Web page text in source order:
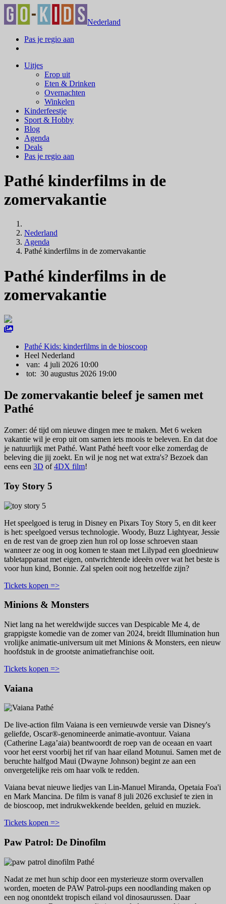
Nederland
Pas je regio aan
Uitjes
Erop uit
Eten & Drinken
Overnachten
Winkelen
Kinderfeestje
Sport & Hobby
Blog
Agenda
Deals
Pas je regio aan
Pathé kinderfilms in de
zomervakantie
Nederland
Agenda
Pathé kinderfilms in de zomervakantie
Pathé kinderfilms in de
zomervakantie
Pathé Kids: kinderfilms in de bioscoop
Heel Nederland
van: 4 juli 2026 10:00
tot: 30 augustus 2026 19:00
De zomervakantie beleef je samen met
Pathé
Zomer: dé tijd om nieuwe dingen mee te maken. Met 6 weken
vakantie wil je erop uit om samen iets moois te beleven. En dat doe
je natuurlijk met Pathé. Want Pathé heeft voor elke zomerdag de
beleving die jij zoekt. En wil je nog net wat extra's? Bezoek dan
eens een 3D of4DX film!
Toy Story 5
Het speelgoed is terug in Disney en Pixars Toy Story 5, en dit keer
is het: speelgoed versus technologie. Woody, Buzz Lightyear, Jessie
en de rest van de groep zien hun rol op losse schroeven staan
wanneer ze oog in oog komen te staan met Lilypad een gloednieuw
tabletapparaat met eigen, ontwrichtende ideeën over wat het beste is
voor hun kind, Bonnie. Zal spelen ooit nog hetzelfde zijn?
Tickets kopen =>
Minions & Monsters
Niet lang na het wereldwijde succes van Despicable Me 4, de
grappigste komedie van de zomer van 2024, breidt Illumination hun
vrolijke animatie-universum uit met Minions & Monsters, een nieuw
hoofdstuk in de grootste animatiefranchise ooit.
Tickets kopen =>
Vaiana
De live-action film Vaiana is een vernieuwde versie van Disney's
geliefde, Oscar®-genomineerde animatie-avontuur. Vaiana
(Catherine Laga’aia) beantwoordt de roep van de oceaan en vaart
voor het eerst voorbij het rif van haar eiland Motunui. Samen met de
beruchte halfgod Maui (Dwayne Johnson) begint ze aan een
onvergetelijke reis om haar volk te redden.
Vaiana bevat nieuwe liedjes van Lin-Manuel Miranda, Opetaia Foa'i
en Mark Mancina. De film is vanaf 8 juli 2026 exclusief te zien in
de bioscoop, met indrukwekkende beelden, geluid en muziek.
Tickets kopen =>
Paw Patrol: De Dinofilm
Nadat ze met hun schip door een mysterieuze storm overvallen
worden, moeten de PAW Patrol-pups een noodlanding maken op
een nog onontdekt tropisch eiland vol dinosaurussen. Daar